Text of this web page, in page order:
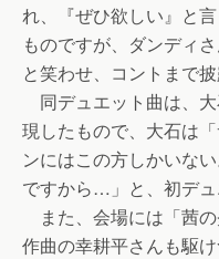
れ、『ぜひ欲しい』と
ものですが、ダンディ
と笑わせ、コントまで披
同デュエット曲は、
現したもので、大石は
ンにはこの方しかいな
ですから…」と、初デュ
また、会場には「茜
作曲の幸耕平さんも駆